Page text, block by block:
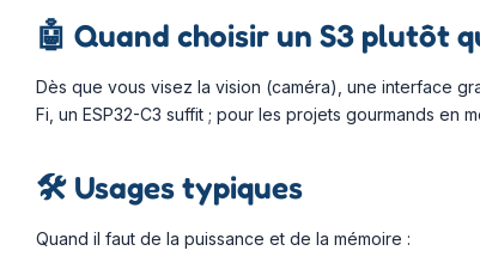
🤖 Quand choisir un S3 plutôt
Dès que vous visez la vision (caméra), une interface
Fi, un ESP32-C3 suffit ; pour les projets gourmands en
🛠️ Usages typiques
Quand il faut de la puissance et de la mémoire :